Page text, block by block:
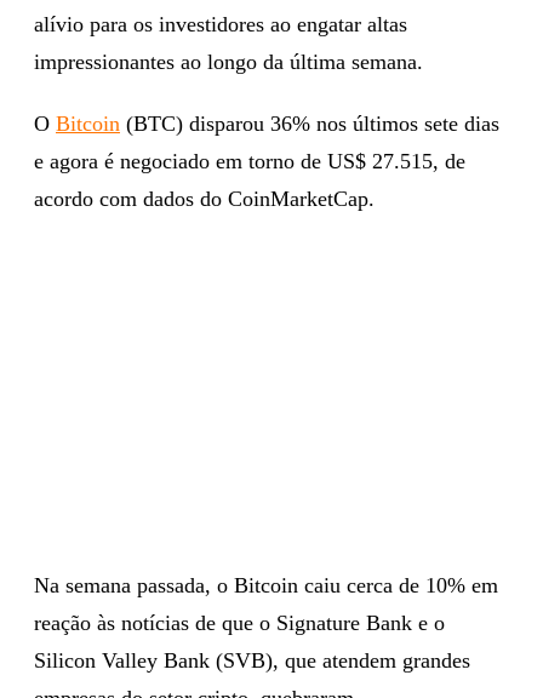
alívio para os investidores ao engatar altas
impressionantes ao longo da última semana.
O Bitcoin (BTC) disparou 36% nos últimos sete dias
e agora é negociado em torno de US$ 27.515, de
acordo com dados do CoinMarketCap.
Na semana passada, o Bitcoin caiu cerca de 10% em
reação às notícias de que o Signature Bank e o
Silicon Valley Bank (SVB), que atendem grandes